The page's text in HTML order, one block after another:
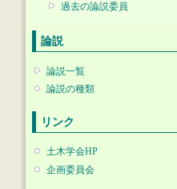
過去の論説委員
論説
論説一覧
論説の種類
リンク
土木学会HP
企画委員会